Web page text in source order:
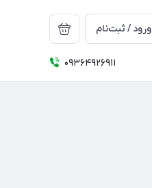
ورود / ثبت‌نام
09364926911